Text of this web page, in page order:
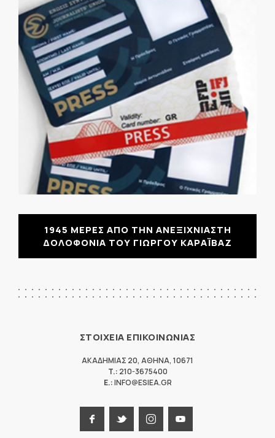
1945 ΜΕΡΕΣ ΑΠΟ ΤΗΝ ΑΝΕΞΙΧΝΙΑΣΤΗ
ΔΟΛΟΦΟΝΙΑ ΤΟΥ ΓΙΩΡΓΟΥ ΚΑΡΑΪΒΑΖ
ΣΤΟΙΧΕΙΑ ΕΠΙΚΟΙΝΩΝΙΑΣ
ΑΚΑΔΗΜΙΑΣ 20, ΑΘΗΝΑ, 10671
T.: 210-3675400
E.:INFO@ESIEA.GR